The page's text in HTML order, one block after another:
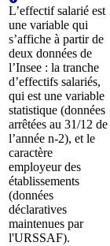
L’effectif salarié est
une variable qui
s’affiche à partir de
deux données de
l’Insee : la tranche
d’effectifs salariés,
qui est une variable
statistique (données
arrêtées au 31/12 de
l’année n-2), et le
caractère
employeur des
établissements
(données
déclaratives
maintenues par
l'URSSAF).